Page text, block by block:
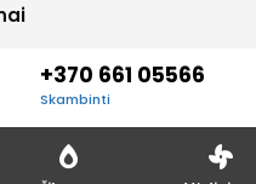
+370 661 05566
Skambinti